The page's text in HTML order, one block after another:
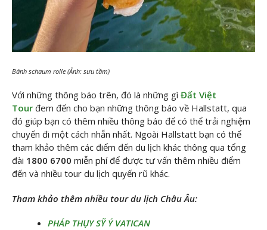
Bánh schaum rolle (Ảnh: sưu tầm)
Với những thông báo trên, đó là những gì Đất Việt
Tour đem đến cho bạn những thông báo về Hallstatt, qua
đó giúp bạn có thêm nhiều thông báo để có thể trải nghiệm
chuyến đi một cách nhẵn nhất. Ngoài Hallstatt bạn có thể
tham khảo thêm các điểm đến du lịch khác thông qua tổng
đài 1800 6700 miễn phí để được tư vấn thêm nhiều điểm
đến và nhiều tour du lịch quyến rũ khác.
Tham khảo thêm nhiều tour du lịch Châu Âu:
PHÁP THỤY SỸ Ý VATICAN